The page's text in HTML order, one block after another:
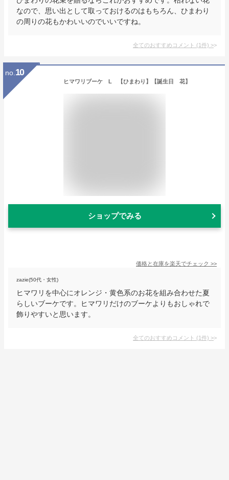
なので、思い出として取っておけるのはもちろん、ひまわり
の周りの花もかわいいのでいいですね。
全てのおすすめコメント (1件) >
no. 10
ヒマワリブーケ L 【ひまわり】【誕生日 花】
ショップでみる
価格と在庫を楽天でチェック >>
zazie(50代・女性)
ヒマワリを中心にオレンジ・黄色系のお花を組み合わせた夏
らしいブーケです。ヒマワリだけのブーケよりもおしゃれで
飾りやすいと思います。
全てのおすすめコメント (1件) >